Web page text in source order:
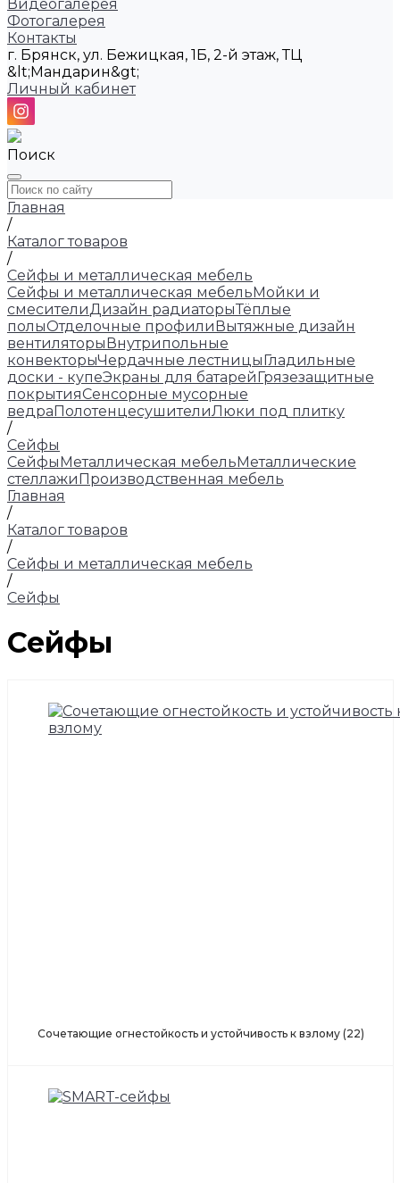
Видеогалерея
Фотогалерея
Контакты
г. Брянск, ул. Бежицкая, 1Б, 2-й этаж, ТЦ
&lt;Мандарин&gt;
Личный кабинет
Поиск
Главная
/
Каталог товаров
/
Сейфы и металлическая мебель
Сейфы и металлическая мебельМойки и
смесителиДизайн радиаторыТёплые
полыОтделочные профилиВытяжные дизайн
вентиляторыВнутрипольные
конвекторыЧердачные лестницыГладильные
доски - купеЭкраны для батарейГрязезащитные
покрытияСенсорные мусорные
ведраПолотенцесушителиЛюки под плитку
/
Сейфы
СейфыМеталлическая мебельМеталлические
стеллажиПроизводственная мебель
Главная
/
Каталог товаров
/
Сейфы и металлическая мебель
/
Сейфы
Сейфы
Cочетающие огнестойкость и устойчивость к взлому (22)